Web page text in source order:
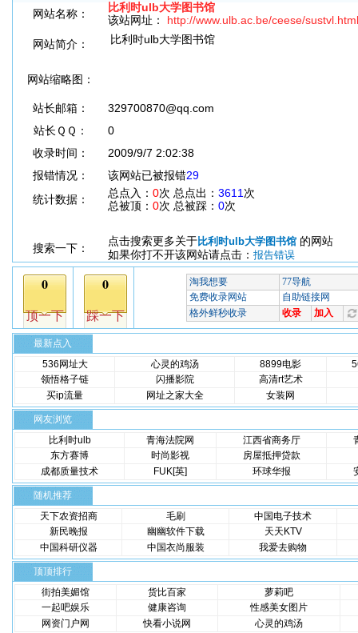
网站名称：
比利时ulb大学图书馆
该站网址： http://www.ulb.ac.be/ceese/sustvl.html
网站简介：
比利时ulb大学图书馆
网站缩略图：
站长邮箱：
329700870@qq.com
站长ＱＱ：
0
收录时间：
2009/9/7 2:02:38
报错情况：
该网站已被报错29
统计数据：
总点入： 0次 总点出： 3611 次
总被顶： 0次 总被踩： 0次
搜索一下：
点击搜索更多关于比利时ulb大学图书馆 的网站
如果你打不开该网站请点击： 报告错误
最新点入
536网址大
心灵的鸡汤 8899电影
领悟格子链
闪播影院
高清rt艺术
买ip流量
网址之家大全 女装网
网友浏览
比利时ulb
青海法院网 江西省商务厅
东方赛博
时尚影视 房屋抵押贷款
成都质量技术
FUK[英] 环球华报
随机推荐
天下农资招商
毛刷
中国电子技术
新民晚报
幽幽软件下载
天天KTV
中国科研仪器
中国衣尚服装 我爱去购物
顶顶排行
街拍美媚馆
货比百家
萝莉吧
一起吧娱乐
健康咨询
性感美女图片
网资门户网
快看小说网 心灵的鸡汤